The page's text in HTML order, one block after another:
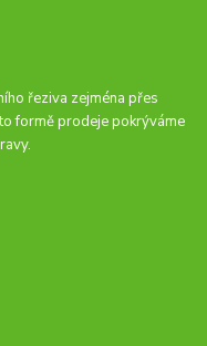
řeziva zejména přes
formě prodeje pokrýváme